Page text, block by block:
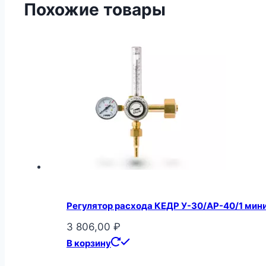
Похожие товары
Регулятор расхода КЕДР У-30/АР-40/1
3 806,00 ₽
В корзину